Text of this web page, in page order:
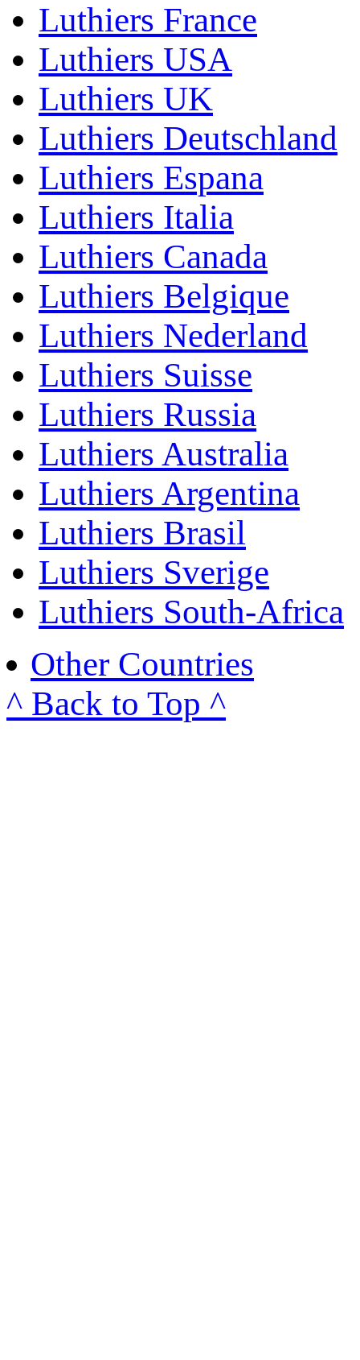
Luthiers France
Luthiers USA
Luthiers UK
Luthiers Deutschland
Luthiers Espana
Luthiers Italia
Luthiers Canada
Luthiers Belgique
Luthiers Nederland
Luthiers Suisse
Luthiers Russia
Luthiers Australia
Luthiers Argentina
Luthiers Brasil
Luthiers Sverige
Luthiers South-Africa
Other Countries
^ Back to Top ^